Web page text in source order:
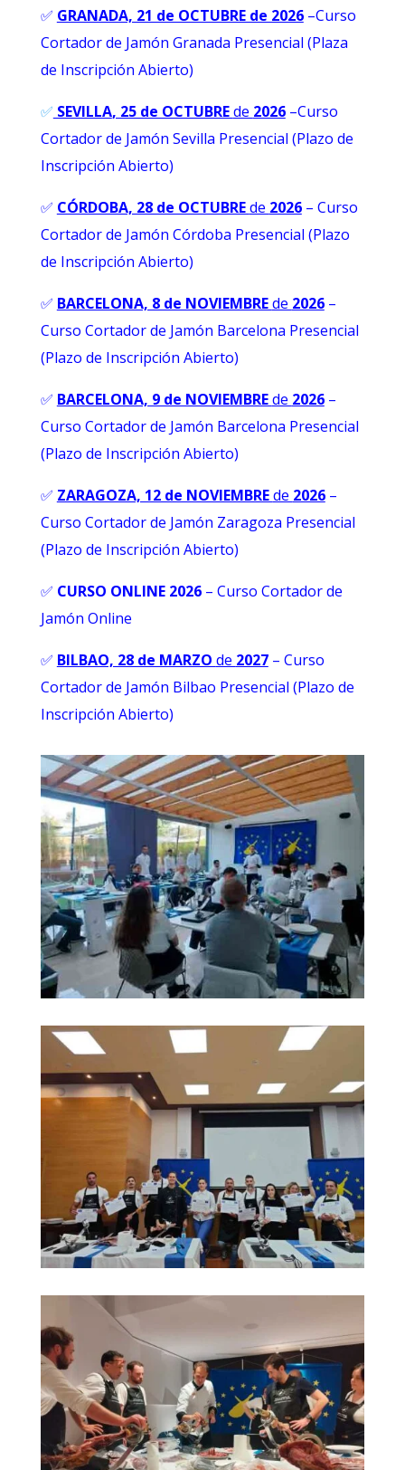
✅ GRANADA, 21 de OCTUBRE de 2026–Curso
Cortador de Jamón Granada Presencial (Plaza
de Inscripción Abierto)
✅ SEVILLA, 25 de OCTUBREde 2026–Curso
Cortador de Jamón Sevilla Presencial (Plazo de
Inscripción Abierto)
✅ CÓRDOBA, 28 de OCTUBREde 2026– Curso
Cortador de Jamón Córdoba Presencial (Plazo
de Inscripción Abierto)
✅ BARCELONA, 8 de NOVIEMBREde 2026–
Curso Cortador de Jamón Barcelona Presencial
(Plazo de Inscripción Abierto)
✅ BARCELONA, 9 de NOVIEMBREde 2026–
Curso Cortador de Jamón Barcelona Presencial
(Plazo de Inscripción Abierto)
✅ ZARAGOZA, 12 de NOVIEMBREde 2026–
Curso Cortador de Jamón Zaragoza Presencial
(Plazo de Inscripción Abierto)
✅ CURSO ONLINE 2026– Curso Cortador de
Jamón Online
✅ BILBAO, 28 de MARZO de 2027– Curso
Cortador de Jamón Bilbao Presencial (Plazo de
Inscripción Abierto)